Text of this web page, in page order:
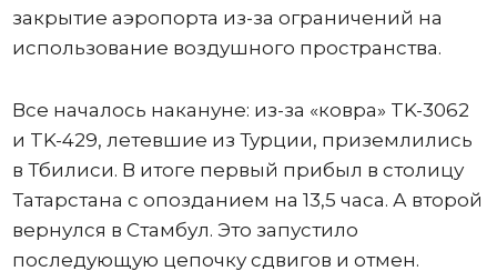
закрытие аэропорта из-за ограничений на
использование воздушного пространства.
Все началось накануне: из-за «ковра» TK-3062
и TK-429, летевшие из Турции, приземлились
в Тбилиси. В итоге первый прибыл в столицу
Татарстана с опозданием на 13,5 часа. А второй
вернулся в Стамбул. Это запустило
последующую цепочку сдвигов и отмен.